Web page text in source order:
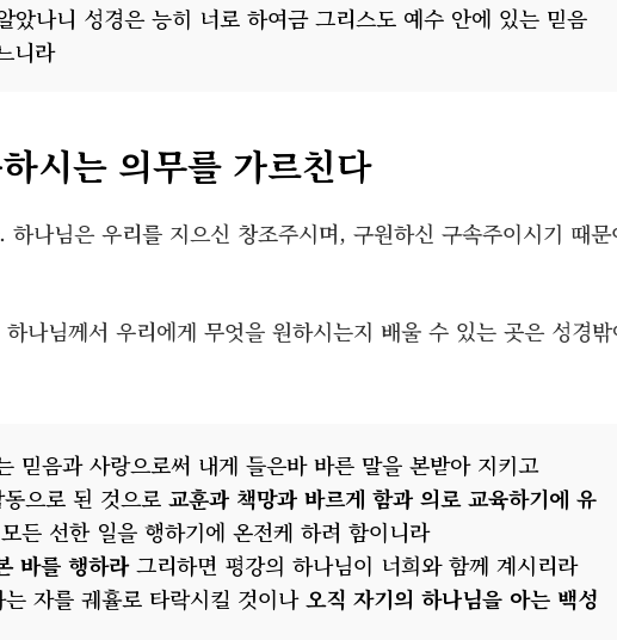
나니 성경은 능히 너로 하여금 그리스도 예수 안에 있는 믿음
니라
시는 의무를 가르친다
나님은 우리를 지으신 창조주시며, 구원하신 구속주이시기 때문
나님께서 우리에게 무엇을 원하시는지 배울 수 있는 곳은 성경
믿음과 사랑으로써 내게 들은바 바른 말을 본받아 지키고
으로 된 것으로 교훈과 책망과 바르게 함과 의로 교육하기에 유
든 선한 일을 행하기에 온전케 하려 함이니라
바를 행하라그리하면 평강의 하나님이 너희와 함께 계시리라
자를 궤휼로 타락시킬 것이나오직 자기의 하나님을 아는 백성